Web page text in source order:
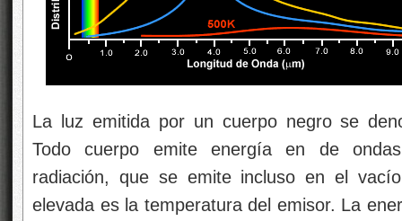
La luz emitida por un cuerpo negro se
Todo cuerpo emite energía en de
radiación, que se emite incluso en el
elevada es la temperatura del emisor. La